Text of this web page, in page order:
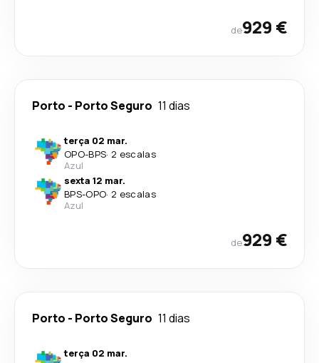
de929 €
Porto - Porto Seguro 11 dias
terça 02 mar.
OPO-BPS· 2 escalas
Azul
sexta 12 mar.
BPS-OPO· 2 escalas
Azul
de929 €
Porto - Porto Seguro 11 dias
terça 02 mar.